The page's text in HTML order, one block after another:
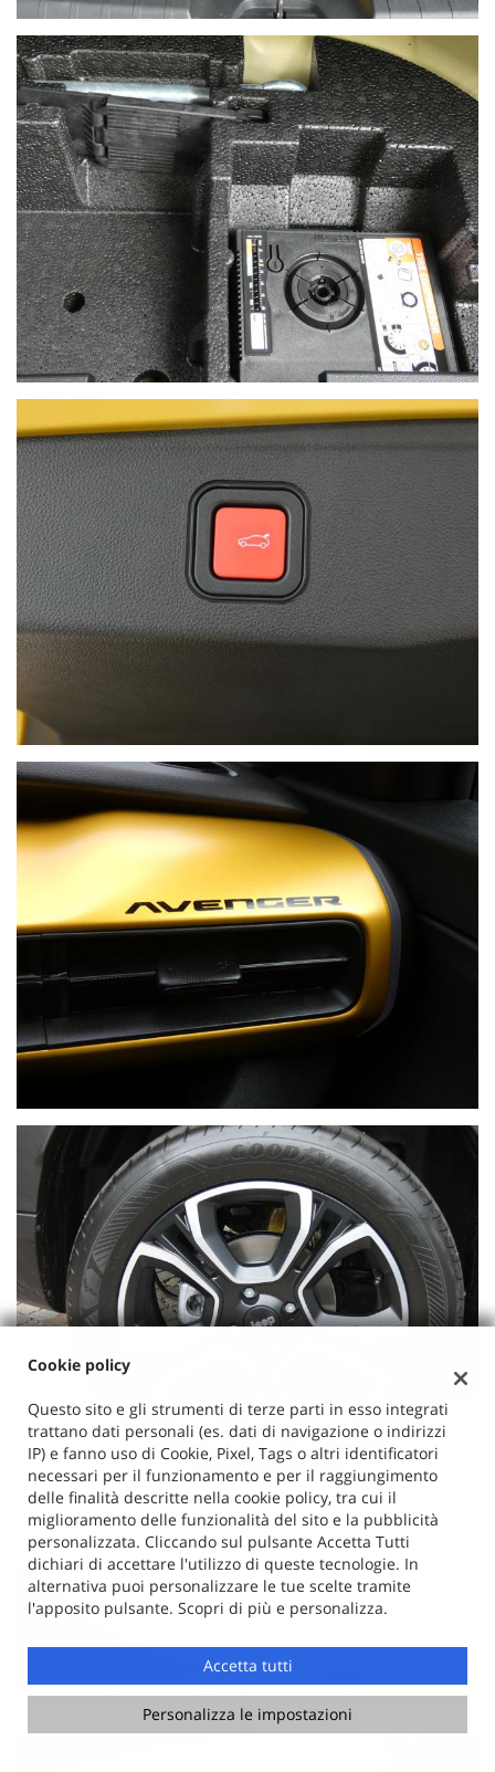
Chiama Contatta un consulente
Cookie policy
Questo sito e gli strumenti di terze parti in esso integrati
trattano dati personali (es. dati di navigazione o indirizzi
IP) e fanno uso di Cookie, Pixel, Tags o altri identificatori
necessari per il funzionamento e per il raggiungimento
delle finalità descritte nella cookie policy, tra cui il
miglioramento delle funzionalità del sito e la pubblicità
personalizzata. Cliccando sul pulsante Accetta Tutti
dichiari di accettare l'utilizzo di queste tecnologie. In
alternativa puoi personalizzare le tue scelte tramite
l'apposito pulsante. Scopri di più e personalizza.
Accetta tutti
Personalizza le impostazioni